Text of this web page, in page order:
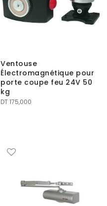
Ventouse
Électromagnétique pour
porte coupe feu 24V 50
kg
DT175,000